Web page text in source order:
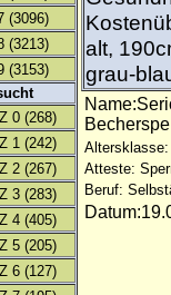
(3096)
(3213)
(3153)
0 (268)
1 (242)
2 (267)
3 (283)
4 (405)
5 (205)
6 (127)
alt,
grau-
Altersklasse:
Atteste:
Beruf: